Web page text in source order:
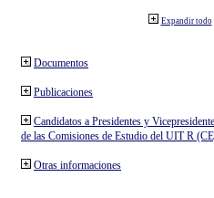
Expandir todo
Documentos
Publicaciones
Candidatos a Presidentes y
de las Comisiones de Estudio del UIT R
Otras informaciones